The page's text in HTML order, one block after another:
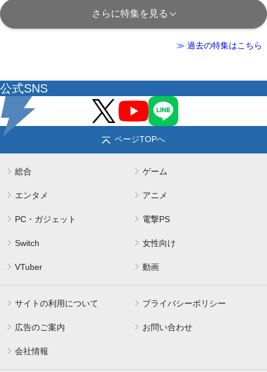
さらに特集を見る
≫ 過去の特集はこちら
公式SNS
ページTOPへ
総合 ゲーム
エンタメ アニメ
PC・ガジェット 電撃PS
Switch 女性向け
VTuber 動画
サイトの利用について プライバシーポリシー
広告のご案内 お問い合わせ
会社情報